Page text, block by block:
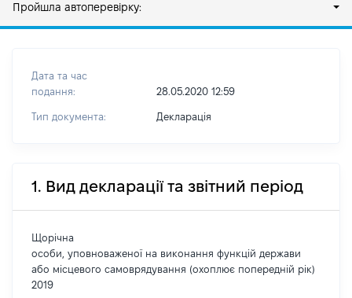
Пройшла автоперевірку:
Дата та час
подання:
28.05.2020 12:59
Тип документа: Декларація
1. Вид декларації та звітний період
Щорічна
особи, уповноваженої на виконання функцій держави
або місцевого самоврядування (охоплює попередній рік)
2019